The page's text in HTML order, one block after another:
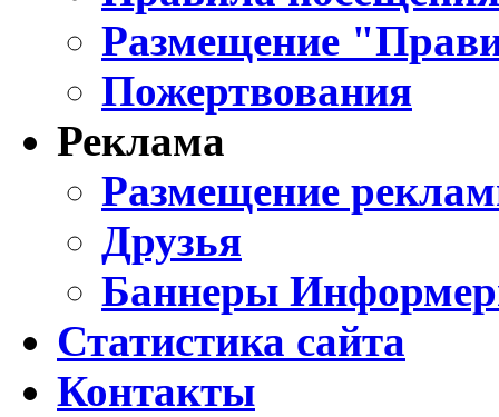
Размещение
Пожертвования
Реклама
Размещение
Друзья
Баннеры
Статистика сайта
Контакты